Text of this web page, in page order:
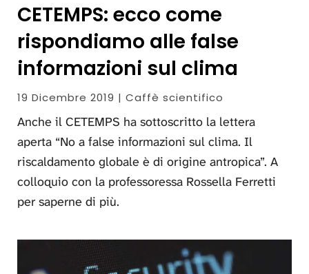
CETEMPS: ecco come
rispondiamo alle false
informazioni sul clima
19 Dicembre 2019 | Caffè scientifico
Anche il CETEMPS ha sottoscritto la lettera
aperta “No a false informazioni sul clima. Il
riscaldamento globale è di origine antropica”. A
colloquio con la professoressa Rossella Ferretti
per saperne di più.